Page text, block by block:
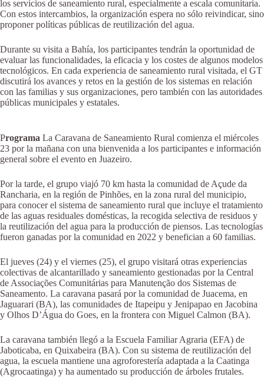
los servicios de saneamiento rural, especialmente a escala comunitaria.
Con estos intercambios, la organización espera no sólo reivindicar, sino
proponer políticas públicas de reutilización del agua.
Durante su visita a Bahía, los participantes tendrán la oportunidad de
evaluar las funcionalidades, la eficacia y los costes de algunos modelos
tecnológicos. En cada experiencia de saneamiento rural visitada, el GT
discutirá los avances y retos en la gestión de los sistemas en relación
con las familias y sus organizaciones, pero también con las autoridades
públicas municipales y estatales.
Programa La Caravana de Saneamiento Rural comienza el miércoles
23 por la mañana con una bienvenida a los participantes e información
general sobre el evento en Juazeiro.
Por la tarde, el grupo viajó 70 km hasta la comunidad de Açude da
Rancharia, en la región de Pinhões, en la zona rural del municipio,
para conocer el sistema de saneamiento rural que incluye el tratamiento
de las aguas residuales domésticas, la recogida selectiva de residuos y
la reutilización del agua para la producción de piensos. Las tecnologías
fueron ganadas por la comunidad en 2022 y benefician a 60 familias.
El jueves (24) y el viernes (25), el grupo visitará otras experiencias
colectivas de alcantarillado y saneamiento gestionadas por la Central
de Associações Comunitárias para Manutenção dos Sistemas de
Saneamento. La caravana pasará por la comunidad de Juacema, en
Jaguarari (BA), las comunidades de Itapeipu y Jenipapao en Jacobina
y Olhos D’Água do Goes, en la frontera con Miguel Calmon (BA).
La caravana también llegó a la Escuela Familiar Agraria (EFA) de
Jaboticaba, en Quixabeira (BA). Con su sistema de reutilización del
agua, la escuela mantiene una agroforestería adaptada a la Caatinga
(Agrocaatinga) y ha aumentado su producción de árboles frutales.